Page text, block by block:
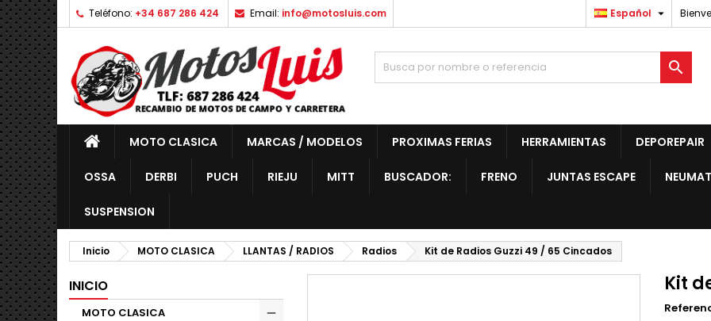
Teléfono: +34 687 286 424 Email: info@motosluis.com Español 

MOTO CLASICA MARCAS / MODELOS PROXIMAS FERIAS HERRAMIENTAS DEPOREPAIR
OSSA DERBI PUCH RIEJU MITT BUSCADOR: FRENO JUNTAS ESCAPE
SUSPENSION
Inicio MOTO CLASICA LLANTAS / RADIOS Radios Kit de Radios Guzzi 49 / 65 Cincados
INICIO
MOTO CLASICA
Kit